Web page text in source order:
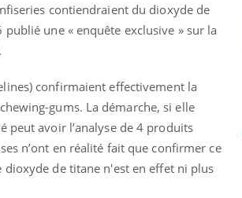
contiendraient du dioxyde de
une « enquête exclusive » sur la
confirmaient effectivement la
gums. La démarche, si elle
avoir l’analyse de 4 produits
n’ont en réalité fait que confirmer ce
dioxyde de titane n'est en effet ni plus
Mordue par une tique en
vacances, elle reste dans
le coma pendant 42 jours